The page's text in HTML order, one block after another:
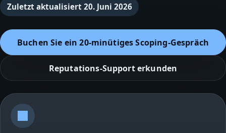
Zuletzt aktualisiert 20. Juni 2026
Buchen Sie ein 20‑minütiges Scoping‑Gespräch
Reputations‑Support erkunden